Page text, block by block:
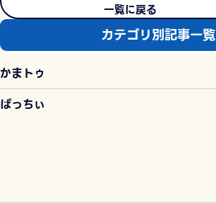
一覧に戻る
カテゴリ別記事一覧
かまトゥ
ぱっちぃ